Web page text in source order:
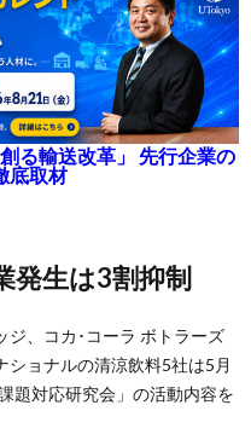
る輸送改革」 先行企業の
底取材
発生は3割抑制
ジ、コカ･コーラ ボトラーズ
ショナルの清涼飲料5社は5月
題対応研究会」の活動内容を